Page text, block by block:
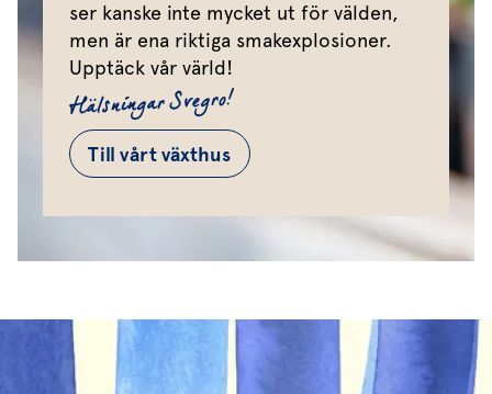
ser kanske inte mycket ut för välden,
men är ena riktiga smakexplosioner.
Upptäck vår värld!
Hälsningar Svegro!
Till vårt växthus